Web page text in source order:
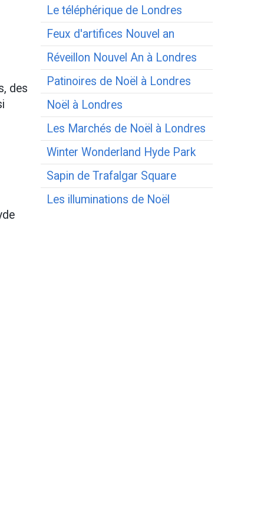
des
Le téléphérique de Londres
Feux d'artifices Nouvel an
Réveillon Nouvel An à Londres
Patinoires de Noël à Londres
Noël à Londres
Les Marchés de Noël à Londres
Winter Wonderland Hyde Park
Sapin de Trafalgar Square
Les illuminations de Noël